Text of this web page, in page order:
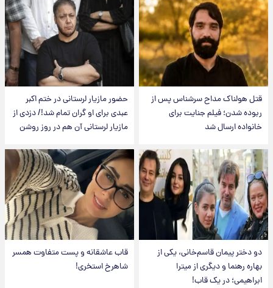
قتل هولناک مداح سرشناس پس از
ربوده شدن؛ فیلم جنایت برای
خانواده ارسال شد
حضور مازیار لرستانی در ختم اکبر
عبدی برای او گران تمام شد!/ دزدی از
مازیار لرستانی آن هم در روز روشن
دو دختر پیمان قاسم‌خانی، یکی از
بهاره رهنما و دیگری از میترا
ابراهیمی؛ در یک قاب!
قاب عاشقانه و پست متفاوت همسر
شاهرخ استخری!